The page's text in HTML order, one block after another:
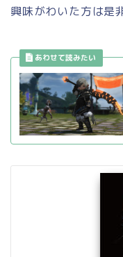
興味がわいた方は是